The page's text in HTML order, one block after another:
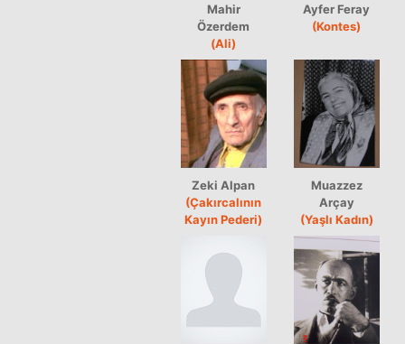
Mahir
Özerdem
(Ali)
Ayfer Feray
(Kontes)
Zeki Alpan
(Çakırcalının
Kayın Pederi)
Muazzez
Arçay
(Yaşlı Kadın)